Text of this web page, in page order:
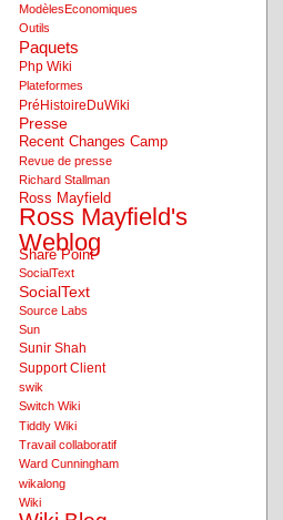
ModèlesEconomiques
Outils
Paquets
Php Wiki
Plateformes
PréHistoireDuWiki
Presse
Recent Changes Camp
Revue de presse
Richard Stallman
Ross Mayfield
Ross Mayfield's
Weblog
Share Point
SocialText
SocialText
Source Labs
Sun
Sunir Shah
Support Client
swik
Switch Wiki
Tiddly Wiki
Travail collaboratif
Ward Cunningham
wikalong
Wiki